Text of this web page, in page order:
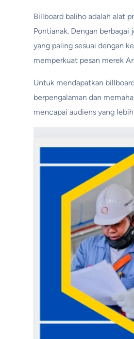
Billboard baliho adalah alat
Pontianak. Dengan
yang paling sesuai dengan
memperkuat pesan merek
Untuk mendapatkan
berpengalaman dan
mencapai audiens yang